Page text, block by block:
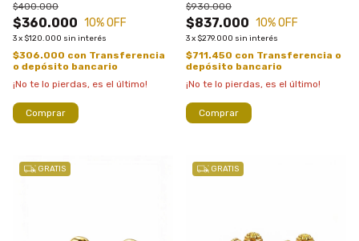
$360.000
$400.000
10% OFF
3x $120.000 sin interés
$306.000 con Transferencia
o depósito bancario
¡No te lo pierdas, es el último!
Comprar
$837.000
$930.000
10% OFF
3x $279.000 sin interés
$711.450 con Transferencia o
depósito bancario
¡No te lo pierdas, es el último!
Comprar
GRATIS GRATIS